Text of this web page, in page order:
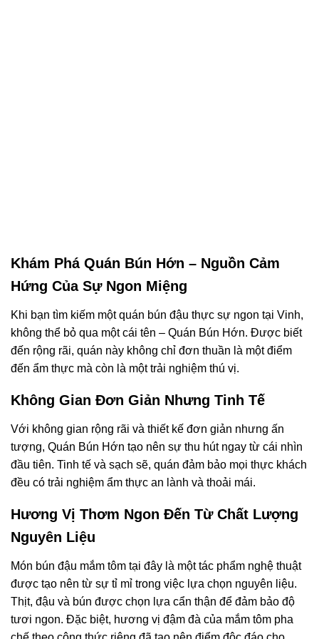
Khám Phá Quán Bún Hớn – Nguồn Cảm
Hứng Của Sự Ngon Miệng
Khi bạn tìm kiếm một quán bún đậu thực sự ngon tại Vinh,
không thể bỏ qua một cái tên – Quán Bún Hớn. Được biết
đến rộng rãi, quán này không chỉ đơn thuần là một điểm
đến ẩm thực mà còn là một trải nghiệm thú vị.
Không Gian Đơn Giản Nhưng Tinh Tế
Với không gian rộng rãi và thiết kế đơn giản nhưng ấn
tượng, Quán Bún Hớn tạo nên sự thu hút ngay từ cái nhìn
đầu tiên. Tinh tế và sạch sẽ, quán đảm bảo mọi thực khách
đều có trải nghiệm ẩm thực an lành và thoải mái.
Hương Vị Thơm Ngon Đến Từ Chất Lượng
Nguyên Liệu
Món bún đậu mắm tôm tại đây là một tác phẩm nghệ thuật
được tạo nên từ sự tỉ mỉ trong việc lựa chọn nguyên liệu.
Thịt, đậu và bún được chọn lựa cẩn thận để đảm bảo độ
tươi ngon. Đặc biệt, hương vị đậm đà của mắm tôm pha